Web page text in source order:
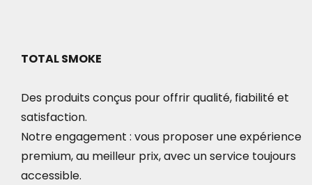
TOTAL SMOKE
Des produits conçus pour offrir qualité, fiabilité et
satisfaction.
Notre engagement : vous proposer une expérience
premium, au meilleur prix, avec un service toujours
accessible.